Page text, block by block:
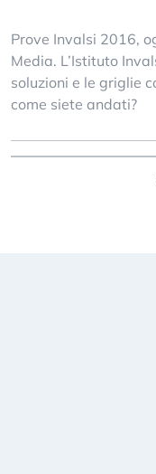
Prove Invalsi 2016,
Media. L’Istituto
soluzioni e le griglie
come siete andati?